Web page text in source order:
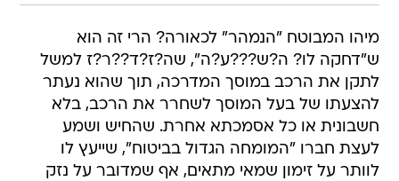
מיהו המבוטח "הנמהר" לכאורה? הרי זה הוא
ש"דחקה לו? ה?ש???ע?ה", שה?ז?ד??ר?ז למשל
לתקן את הרכב במוסך המדרכה, תוך שהוא נעתר
להצעתו של בעל המוסך לשחרר את הרכב, בלא
חשבונית או כל אסמכתא אחרת. שהחיש ושמע
לעצת חברו "המומחה הגדול בביטוח", שייעץ לו
לוותר על זימון שמאי מתאים, אף שמדובר על נזק